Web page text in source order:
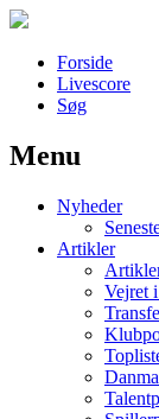
Forside
Livescore
Søg
Наши партнеры
лучшие займы
Menu
Nyheder
Artikler
Vejret